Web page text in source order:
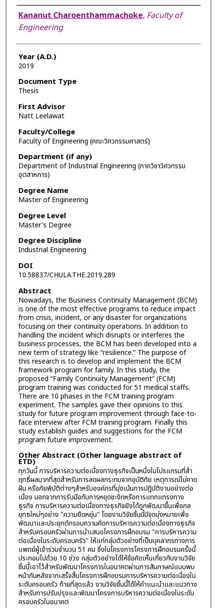
Author
Kananut Charoenthammachoke, Faculty of
Engineering
Year (A.D.)
2019
Document Type
Thesis
First Advisor
Natt Leelawat
Faculty/College
Faculty of Engineering (คณะวิศวกรรมศาสตร์)
Department (if any)
Department of Industrial Engineering (ภาควิชาวิศวกรรม
อุตสาหการ)
Degree Name
Master of Engineering
Degree Level
Master's Degree
Degree Discipline
Industrial Engineering
DOI
10.58837/CHULA.THE.2019.289
Abstract
Nowadays, the Business Continuity Management (BCM)
is one of the most effective programs to reduce impact
from crisis, incident, or any disaster for organizations
focusing on their continuity operations. In addition to
handling the incident which disrupts or interferes the
business processes, the BCM has been developed into a
new term of strategy like “resilience.” The purpose of
this research is to develop and implement the BCM
framework program for family. In this study, the
proposed “Family Continuity Management” (FCM)
program training was conducted for 51 medical staffs.
There are 10 phases in the FCM training program
experiment. The samples gave their opinions to this
study for future program improvement through face-to-
face interview after FCM training program. Finally this
study establish guides and suggestions for the FCM
program future improvement.
Other Abstract (Other language abstract of
ETD)
ทุกวันนี้ การบริหารความต่อเนื่องทางธุรกิจเป็นหนึ่งในโปรแกรมที่สำ
ฤทธิ์ผลมากที่สุดสำหรับการลดผลกระทบจากอุบัติภัย เหตุการณ์ไม่คาด
ฝัน หรือภัยพิบัติต่างๆสำหรับองค์กรที่มุ่งเน้นการปฏิบัติงานอย่างต่อ
เนื่อง นอกจากการรับมือกับการหยุดชะงักหรือการแทกแทรงทาง
ธุรกิจ การบริหารความต่อเนื่องทางธุรกิจยังได้ถูกพัฒนาขึ้นเพื่อกล
ยุทธใหม่ๆอย่าง "ความยืดหยุ่น" โดยงานวิจัยชิ้นนี้มีจุดมุ่งหมายเพื่อ
พัฒนาและประยุกต์กรอบความคิดการบริหารความต่อเนื่องทางธุรกิจ
สำหรับครอบครัวผ่านการนำเสนอโครงการฝึกอบรม "การบริหารความ
ต่อเนื่องในระดับครอบครัว" ให้แก่กลุ่มตัวอย่างที่เป็นบุคลากรทางการ
แพทย์ผู้เข้าร่วมจำนวน 51 คน ซึ่งในโครงการโครงการฝึกอบรมครั้งนี้
ประกอบไปด้วย 10 ช่วง กลุ่มตัวอย่างได้ให้ข้อคิดเห็นเกี่ยวกับงานวิจัย
ชิ้นนี้เอาไว้สำหรับพัฒนาโครงการในอนาคตผ่านการสัมภาษณ์แบบพบ
หน้ากันหลังจากเสร็จสิ้นโครงการฝึกอบรมการบริหารความต่อเนื่องใน
ระดับครอบครัว ท้ายที่สุดแล้ว งานวิจัยชิ้นนี้ได้ให้คำแนะนำและแนวทาง
สำหรับการปรับปรุงและพัฒนาโครงการบริหารความต่อเนื่องในระดับ
ครอบครัวในอนาคต